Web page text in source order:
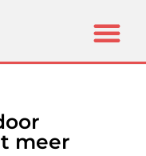
meer